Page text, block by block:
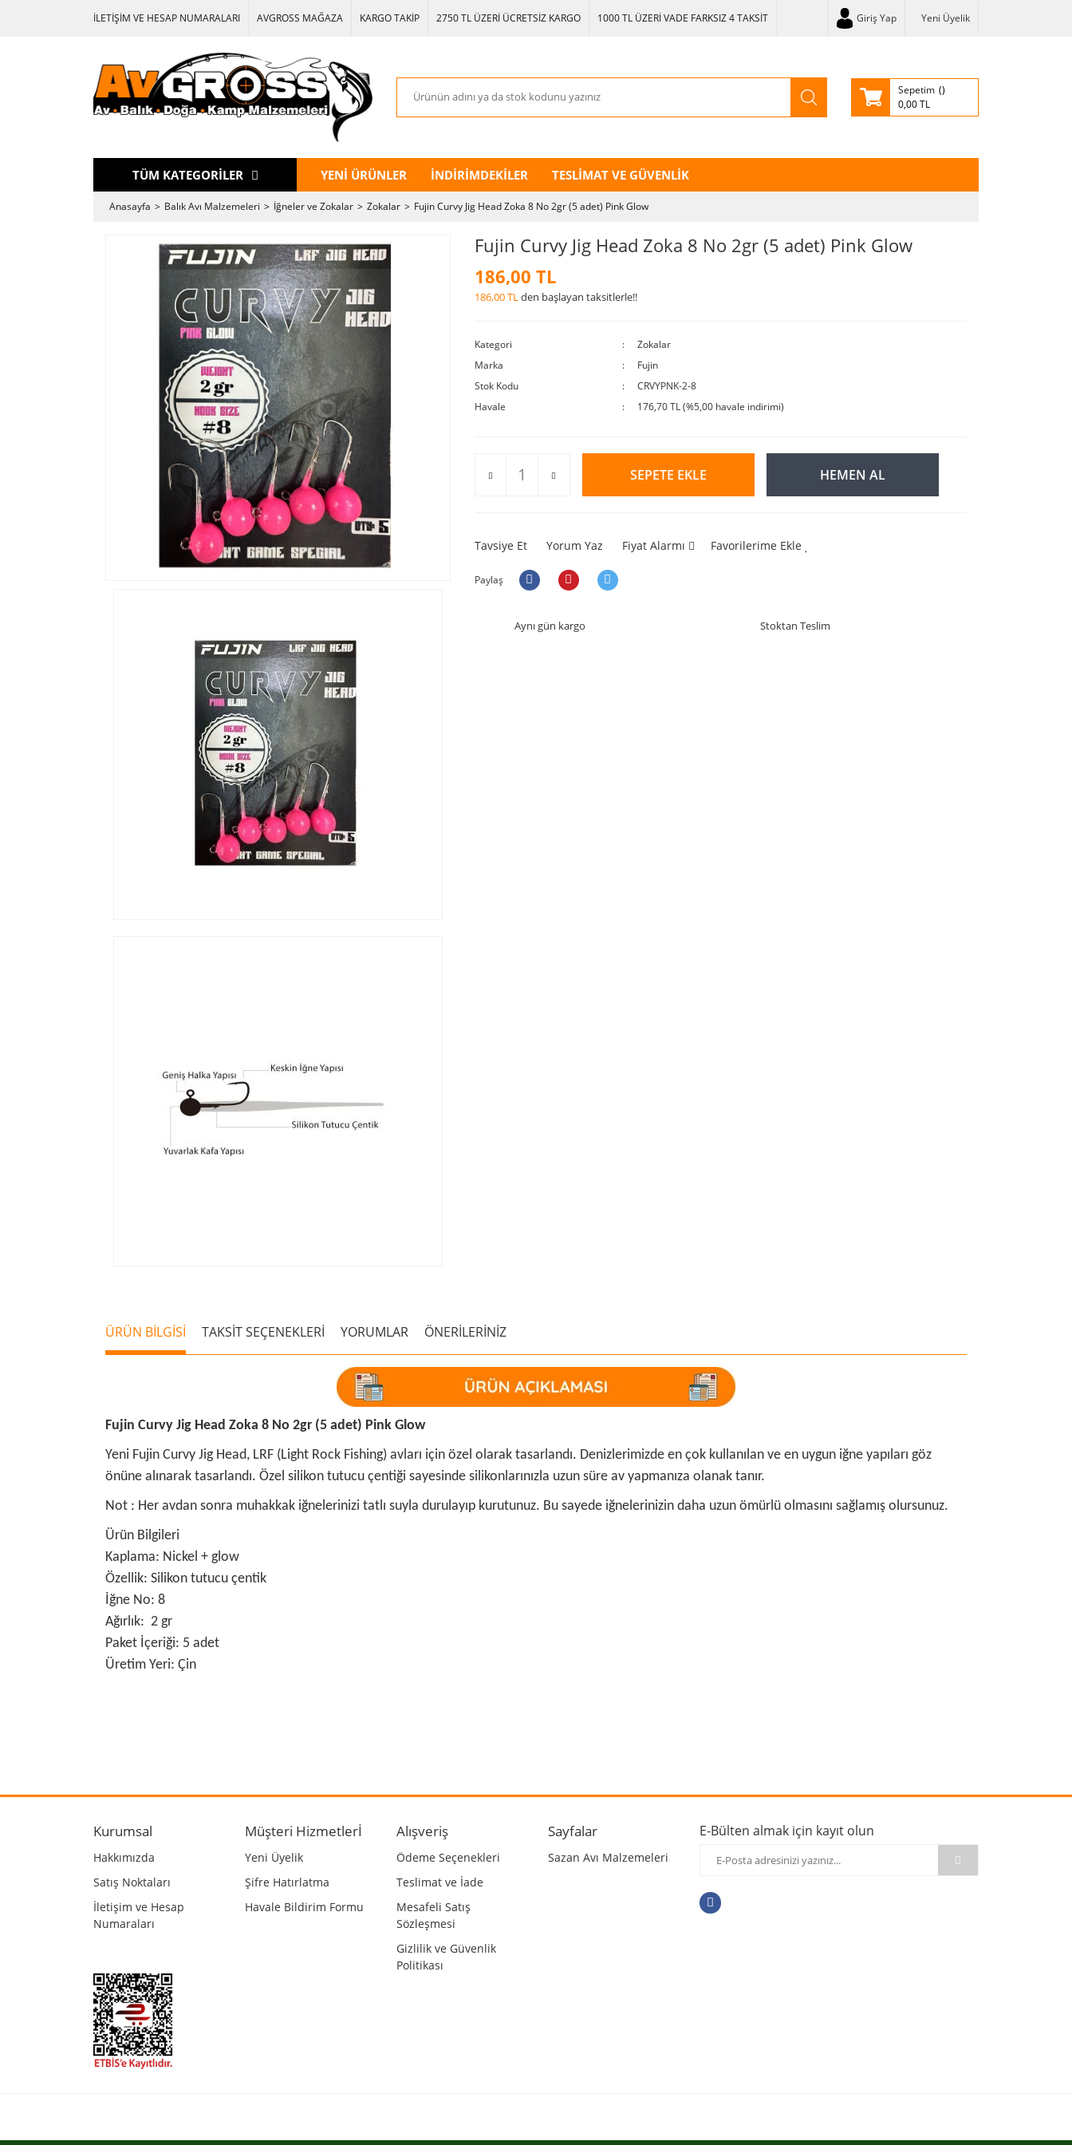
İLETİŞİM VE HESAP NUMARALARI AVGROSS MAĞAZA KARGO TAKİP 2750 TL ÜZERİ ÜCRETSİZ KARGO 1000 TL ÜZERİ VADE FARKSIZ 4 TAKSİT Giriş Yap Yeni Üyelik
Sepetim
0,00 TL
TÜM KATEGORİLER YENİ ÜRÜNLER İNDİRİMDEKİLER TESLİMAT VE GÜVENLİK
Anasayfa Balık Avı Malzemeleri İğneler ve Zokalar Zokalar Fujin Curvy Jig Head Zoka 8 No 2gr (5 adet) Pink Glow
Fujin Curvy Jig Head Zoka 8 No 2gr (5 adet) Pink Glow
186,00 TL
186,00 TL den başlayan taksitlerle!!
Kategori
Zokalar
Marka
Fujin
Stok Kodu
CRVYPNK-2-8
Havale
176,70 TL (%5,00 havale indirimi)
SEPETE EKLE HEMEN AL
Tavsiye Et Yorum Yaz Fiyat Alarmı Favorilerime Ekle
Paylaş
Aynı gün kargo Stoktan Teslim
ÜRÜN BİLGİSİ TAKSİT SEÇENEKLERİ YORUMLAR ÖNERİLERİNİZ
Fujin Curvy Jig Head Zoka 8 No 2gr (5 adet) Pink Glow
Yeni Fujin Curvy Jig Head, LRF (Light Rock Fishing) avları için özel olarak tasarlandı. Denizlerimizde en çok kullanılan ve en uygun iğne yapıları göz
önüne alınarak tasarlandı. Özel silikon tutucu çentiği sayesinde silikonlarınızla uzun süre av yapmanıza olanak tanır.
Not : Her avdan sonra muhakkak iğnelerinizi tatlı suyla durulayıp kurutunuz. Bu sayede iğnelerinizin daha uzun ömürlü olmasını sağlamış olursunuz.
Ürün Bilgileri
Kaplama: Nickel + glow
Özellik: Silikon tutucu çentik
İğne No: 8
Ağırlık: 2 gr
Paket İçeriği: 5 adet
Üretim Yeri: Çin
Ürün resmi kalitesiz, bozuk veya görüntülenemiyor.
Ürün bilgilerinde hatalar bulunuyor.
Ürün fiyatı diğer sitelerden daha pahalı.
Bu ürüne benzer farklı alternatifler olmalı.
Kurumsal
Hakkımızda
Satış Noktaları
İletişim ve Hesap
Numaraları
Müşteri Hizmetlerİ
Yeni Üyelik
Şifre Hatırlatma
Havale Bildirim Formu
Alışveriş
Ödeme Seçenekleri
Teslimat ve İade
Mesafeli Satış
Sözleşmesi
Gizlilik ve Güvenlik
Politikası
Sayfalar
Sazan Avı Malzemeleri
E-Bülten almak için kayıt olun